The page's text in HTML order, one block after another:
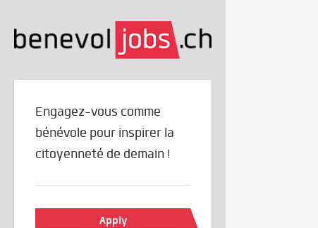
Engagez-vous comme
bénévole pour inspirer la
citoyenneté de demain !
Apply